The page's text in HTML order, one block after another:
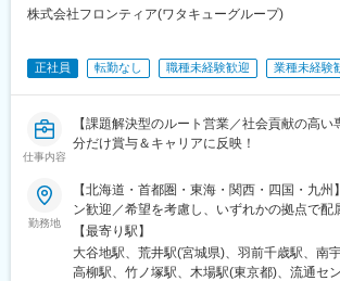
●営業開始／営業車を利用し、1日5～8件程度
●退社（基本は19時前には退社できます）
績ほか、行動評価として目標に対して起こし
務等級に応じた評価をしていきます。無理な
来、信頼関係を築くことが出来ればおのずと
境です。
■研修について
メーカー勉強会等で商品知識を習得していた
株式会社フロンティア(ワタキューグループ)
正社員 転勤なし 職種未経験歓迎 業種未経験
仕事内容
【課題解決型のルート営業／社会貢献の高い
分だけ賞与＆キャリアに反映！
勤務地
【北海道・首都圏・東海・関西・四国・九州
ン歓迎／希望を考慮し、いずれかの拠点で配
ーン歓迎！【北海道】札幌東営業所【宮城県
形県】山形営業所【栃木県】宇都宮営業所【
【千葉県】柏営業所【東京都】足立営業所江
【最寄り駅】
大谷地駅、荒井駅(宮城県)、羽前千歳駅、南
高柳駅、竹ノ塚駅、木場駅(東京都)、流通セ